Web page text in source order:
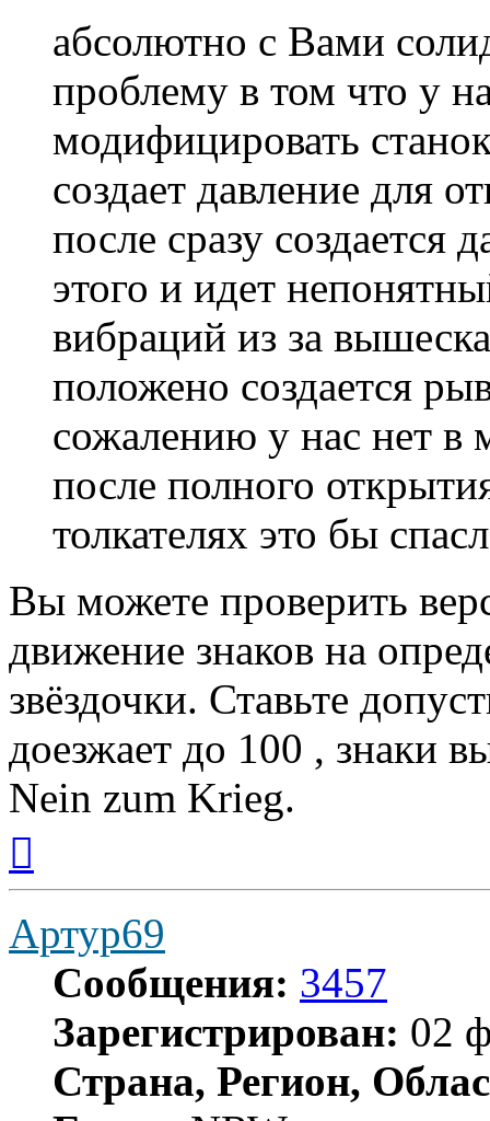
абсолютно с Вами
проблему в том что у
модифицировать
создает давление для
после сразу создается
этого и идет
вибраций из за
положено создается
сожалению у нас нет
после полного
толкателях это бы
Вы можете проверить
движение знаков на
звёздочки. Ставьте
доезжает до 100 , знаки
Nein zum Krieg.
началу
Артур69
Сообщения: 3457
Зарегистрирован: 02
Страна, Регион,